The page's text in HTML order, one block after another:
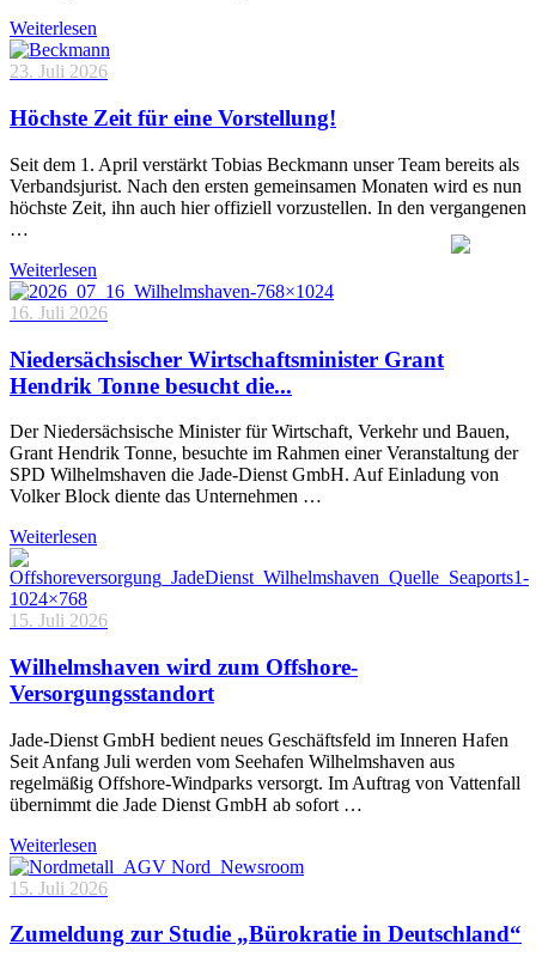
Weiterlesen
23. Juli 2026
Höchste Zeit für eine Vorstellung!
Seit dem 1. April verstärkt Tobias Beckmann unser Team bereits als
Verbandsjurist. Nach den ersten gemeinsamen Monaten wird es nun
höchste Zeit, ihn auch hier offiziell vorzustellen. In den vergangenen
…
Weiterlesen
16. Juli 2026
Niedersächsischer Wirtschaftsminister Grant
Hendrik Tonne besucht die...
Der Niedersächsische Minister für Wirtschaft, Verkehr und Bauen,
Grant Hendrik Tonne, besuchte im Rahmen einer Veranstaltung der
SPD Wilhelmshaven die Jade-Dienst GmbH. Auf Einladung von
Volker Block diente das Unternehmen …
Weiterlesen
15. Juli 2026
Wilhelmshaven wird zum Offshore-
Versorgungsstandort
Jade-Dienst GmbH bedient neues Geschäftsfeld im Inneren Hafen
Seit Anfang Juli werden vom Seehafen Wilhelmshaven aus
regelmäßig Offshore-Windparks versorgt. Im Auftrag von Vattenfall
übernimmt die Jade Dienst GmbH ab sofort …
Weiterlesen
15. Juli 2026
Zumeldung zur Studie „Bürokratie in Deutschland“